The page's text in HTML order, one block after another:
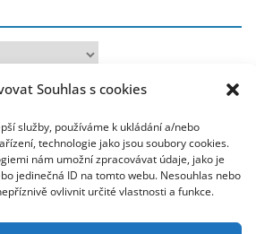
Souhlas s cookies
služby, používáme k ukládání a/nebo
technologie jako jsou soubory cookies.
nám umožní zpracovávat údaje, jako je
jedinečná ID na tomto webu. Nesouhlas nebo
ovlivnit určité vlastnosti a funkce.